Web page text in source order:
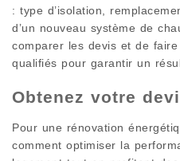
: type d’isolation,
d’un nouveau système de
comparer les devis et de
qualifiés pour garantir un
Obtenez votre
Pour une rénovation
comment optimiser la